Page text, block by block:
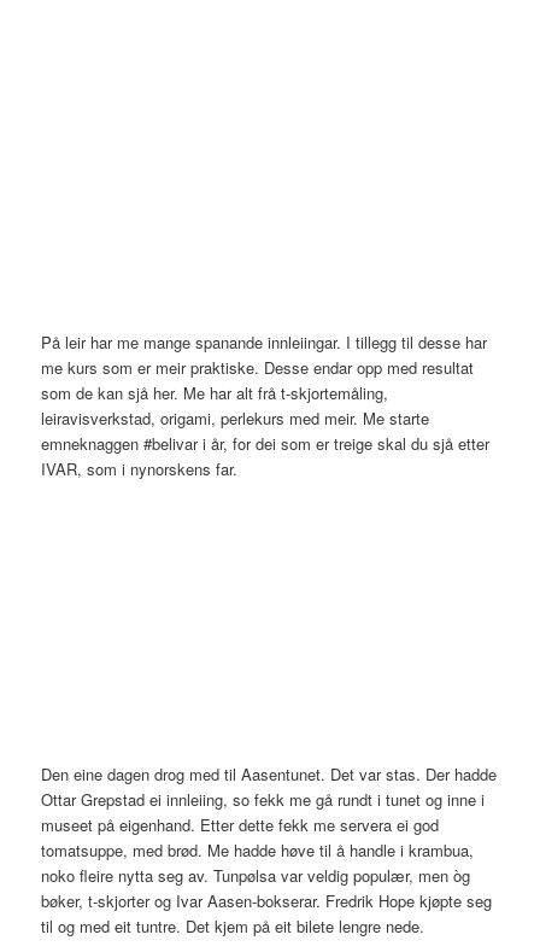
På leir har me mange spanande innleiingar. I tillegg til desse har
me kurs som er meir praktiske. Desse endar opp med resultat
som de kan sjå her. Me har alt frå t-skjortemåling,
leiravisverkstad, origami, perlekurs med meir. Me starte
emneknaggen #belivar i år, for dei som er treige skal du sjå etter
IVAR, som i nynorskens far.
Den eine dagen drog med til Aasentunet. Det var stas. Der hadde
Ottar Grepstad ei innleiing, so fekk me gå rundt i tunet og inne i
museet på eigenhand. Etter dette fekk me servera ei god
tomatsuppe, med brød. Me hadde høve til å handle i krambua,
noko fleire nytta seg av. Tunpølsa var veldig populær, men òg
bøker, t-skjorter og Ivar Aasen-bokserar. Fredrik Hope kjøpte seg
til og med eit tuntre. Det kjem på eit bilete lengre nede.